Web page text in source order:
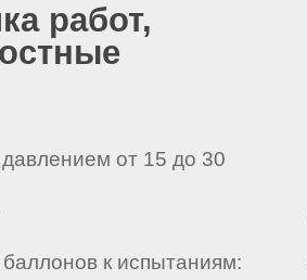
работ,
от 15 до 30
к испытаниям: